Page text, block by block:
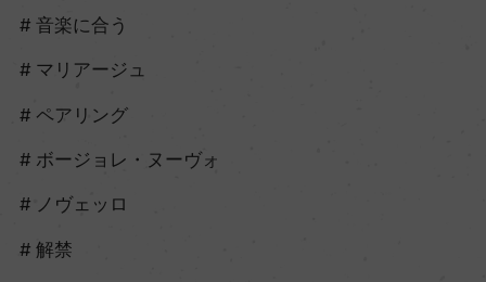
音楽に合う
マリアージュ
ペアリング
ボージョレ・ヌーヴォ
ノヴェッロ
解禁